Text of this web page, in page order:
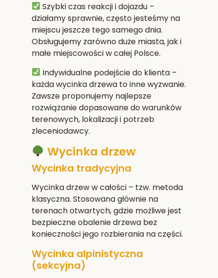
Szybki czas reakcji i dojazdu–
działamy sprawnie, często jesteśmy na
miejscu jeszcze tego samego dnia.
Obsługujemy zarówno duże miasta, jak i
małe miejscowości w całej Polsce.
Indywidualne podejście do klienta–
każda wycinka drzewa to inne wyzwanie.
Zawsze proponujemy najlepsze
rozwiązanie dopasowane do warunków
terenowych, lokalizacji i potrzeb
zleceniodawcy.
Wycinka drzew
Wycinka tradycyjna
Wycinka drzew w całości – tzw. metoda
klasyczna. Stosowana głównie na
terenach otwartych, gdzie możliwe jest
bezpieczne obalenie drzewa bez
konieczności jego rozbierania na części.
Wycinka alpinistyczna
(sekcyjna)